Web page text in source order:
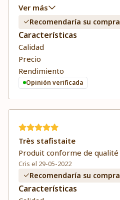
Ver más
Recomendaría su compra
Características
Calidad
Precio
Rendimiento
Opinión verificada
Très stafistaite
Produit conforme de qualité
Cris el 29-05-2022
Recomendaría su compra
Características